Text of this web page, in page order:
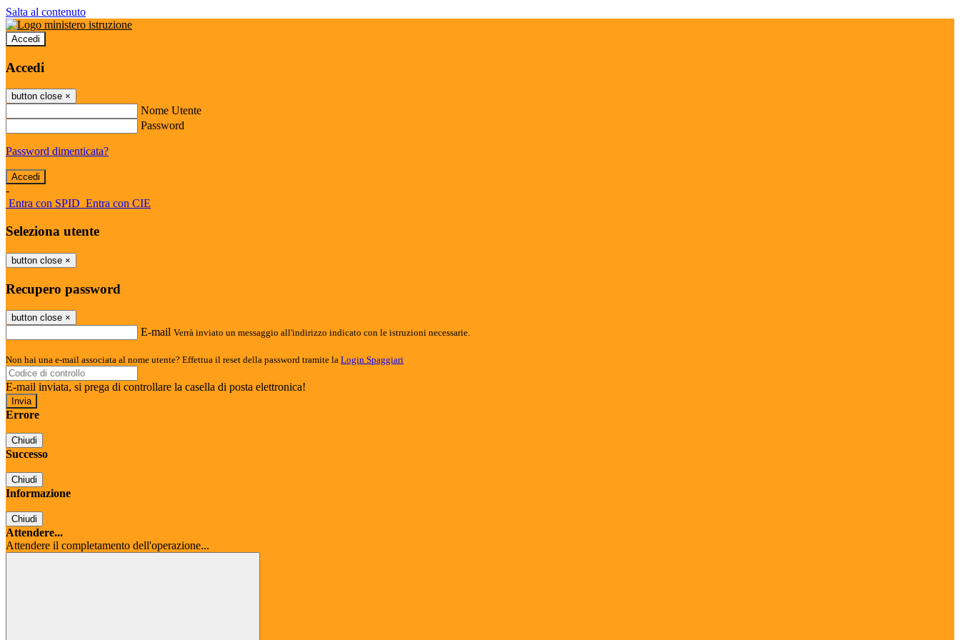
Salta al contenuto
Accedi
Accedi
button close ×
Nome Utente
Password
Password dimenticata?
-
Entra con SPID Entra con CIE
Seleziona utente
button close ×
Recupero password
button close ×
E-mail Verrà inviato un messaggio all'indirizzo indicato con le istruzioni necessarie.
Non hai una e-mail associata al nome utente? Effettua il reset della password tramite la Login Spaggiari
E-mail inviata, si prega di controllare la casella di posta elettronica!
Errore
Chiudi
Successo
Chiudi
Informazione
Chiudi
Attendere...
Attendere il completamento dell'operazione...